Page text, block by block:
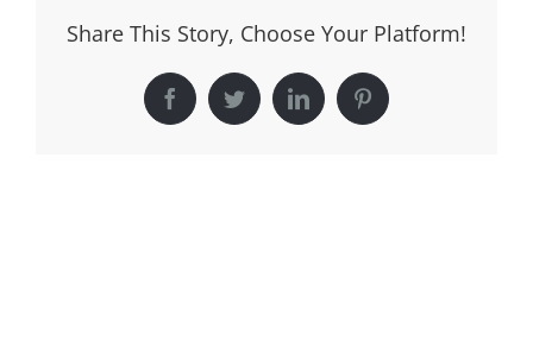
Share This Story, Choose Your Platform!
FacebookTwitterLinkedInPinterest